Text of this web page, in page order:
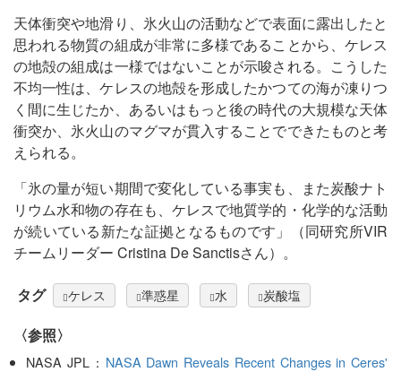
天体衝突や地滑り、氷火山の活動などで表面に露出したと
思われる物質の組成が非常に多様であることから、ケレス
の地殻の組成は一様ではないことが示唆される。こうした
不均一性は、ケレスの地殻を形成したかつての海が凍りつ
く間に生じたか、あるいはもっと後の時代の大規模な天体
衝突か、氷火山のマグマが貫入することでできたものと考
えられる。
「氷の量が短い期間で変化している事実も、また炭酸ナト
リウム水和物の存在も、ケレスで地質学的・化学的な活動
が続いている新たな証拠となるものです」（同研究所VIR
チームリーダー Cristina De Sanctisさん）。
タグ ケレス 準惑星 水 炭酸塩
〈参照〉
NASA JPL： NASA Dawn Reveals Recent Changes in Ceres'